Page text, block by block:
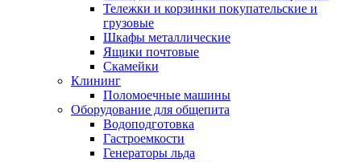
Тележки и корзинки покупательские и
грузовые
Шкафы металлические
Ящики почтовые
Скамейки
Клининг
Поломоечные машины
Оборудование для общепита
Водоподготовка
Гастроемкости
Генераторы льда